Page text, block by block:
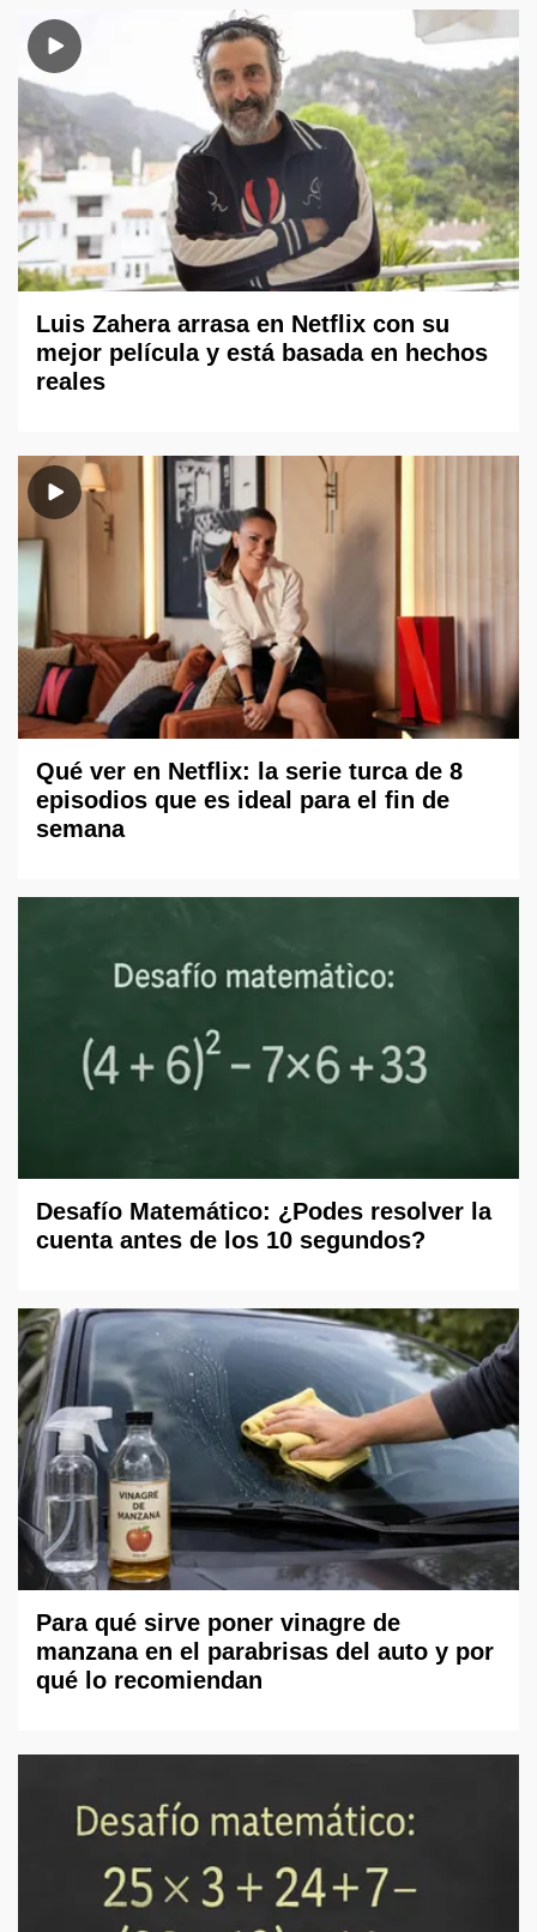
Luis Zahera arrasa en Netflix con su
mejor película y está basada en hechos
reales
Qué ver en Netflix: la serie turca de 8
episodios que es ideal para el fin de
semana
Desafío Matemático: ¿Podes resolver la
cuenta antes de los 10 segundos?
Para qué sirve poner vinagre de
manzana en el parabrisas del auto y por
qué lo recomiendan